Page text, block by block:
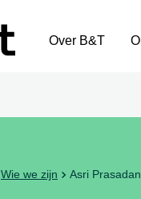
Over B&T
Wie we zijn Asri